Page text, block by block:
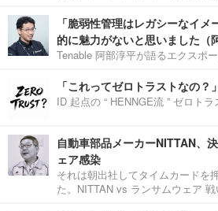
「脆弱性管理はレガシーなイ
的に魅力がないと思いました（
Tenable 阿部淳平が語るエクスポ
「これってゼロトラストなの？
ID 起点の “ HENNGE流 ” ゼロト
自動車部品メーカーNITTAN、
ェア感染
それは朝出社してタイムカードを
た。NITTAN vs ランサムウェア